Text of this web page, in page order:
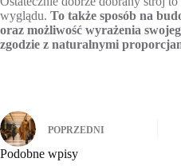
wyglądu. To także sposób na
oraz możliwość wyrażenia
zgodzie z naturalnymi
POPRZEDNI
Podobne wpisy